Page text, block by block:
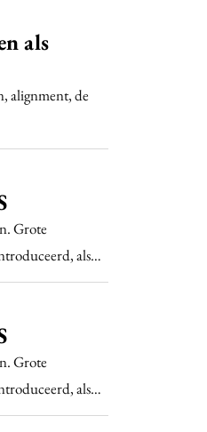
als
alignment, de
Grote
als…
Grote
als…